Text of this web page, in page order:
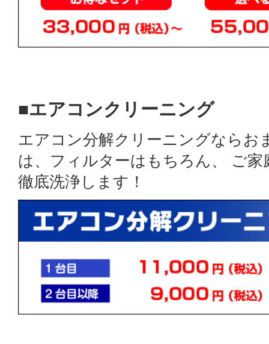
■エアコンクリーニング
エアコン分解クリーニングならお
は、フィルターはもちろん、 ご
徹底洗浄します！